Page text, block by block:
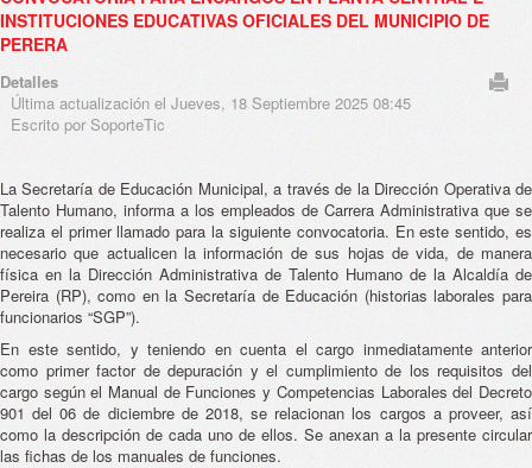
INSTITUCIONES EDUCATIVAS OFICIALES DEL MUNICIPIO DE
PERERA
Detalles
Última actualización el Jueves, 18 Septiembre 2025 08:45
Escrito por SoporteTic
La Secretaría de Educación Municipal, a través de la Dirección Operativa de
Talento Humano, informa a los empleados de Carrera Administrativa que se
realiza el primer llamado para la siguiente convocatoria. En este sentido, es
necesario que actualicen la información de sus hojas de vida, de manera
física en la Dirección Administrativa de Talento Humano de la Alcaldía de
Pereira (RP), como en la Secretaría de Educación (historias laborales para
funcionarios “SGP”).
En este sentido, y teniendo en cuenta el cargo inmediatamente anterior
como primer factor de depuración y el cumplimiento de los requisitos del
cargo según el Manual de Funciones y Competencias Laborales del Decreto
901 del 06 de diciembre de 2018, se relacionan los cargos a proveer, así
como la descripción de cada uno de ellos. Se anexan a la presente circular
las fichas de los manuales de funciones.